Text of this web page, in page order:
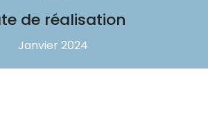
de réalisation
Janvier 2024